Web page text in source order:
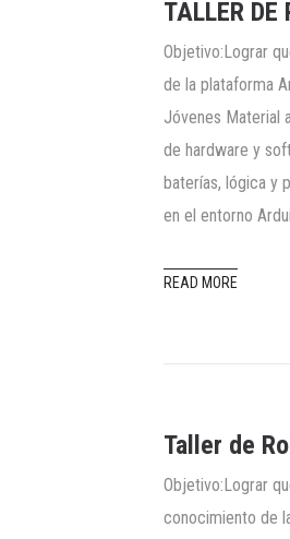
TALLER
Objetivo:Lograr
de la plataforma
Jóvenes Material
de hardware y
baterías, lógica y
en el entorno
READ MORE
Taller de
Objetivo:Lograr
conocimiento de